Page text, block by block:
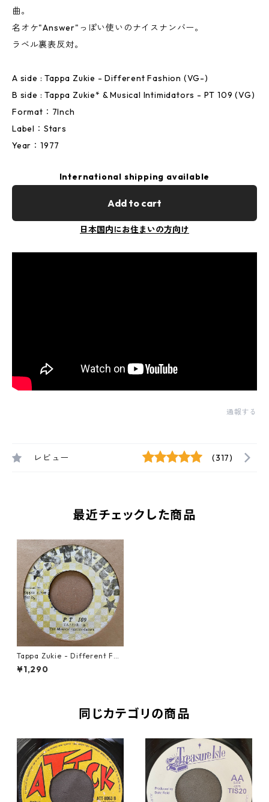
曲。
名オケ"Answer"っぽい使いのナイスナンバー。
ラベル裏表反対。
A side : Tappa Zukie - Different Fashion (VG-)
B side : Tappa Zukie* & Musical Intimidators - PT 109 (VG)
Format：7Inch
Label：Stars
Year：1977
International shipping available
Add to cart
日本国内にお住まいの方向け
通報する
レビュー (317)
最近チェックした商品
Tappa Zukie - Different Fas
hion【7-21356】
¥1,290
同じカテゴリの商品